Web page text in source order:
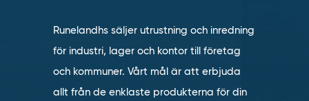
Runelandhs säljer utrustning och inredning
för industri, lager och kontor till företag
och kommuner. Vårt mål är att erbjuda
allt från de enklaste produkterna för din